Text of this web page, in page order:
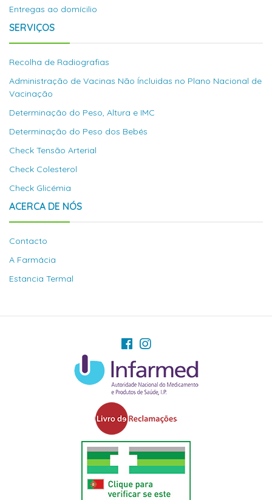
Entregas ao domícilio
SERVIÇOS
Recolha de Radiografias
Administração de Vacinas Não Íncluidas no Plano Nacional de
Vacinação
Determinação do Peso, Altura e IMC
Determinação do Peso dos Bebés
Check Tensão Arterial
Check Colesterol
Check Glicémia
ACERCA DE NÓS
Contacto
A Farmácia
Estancia Termal